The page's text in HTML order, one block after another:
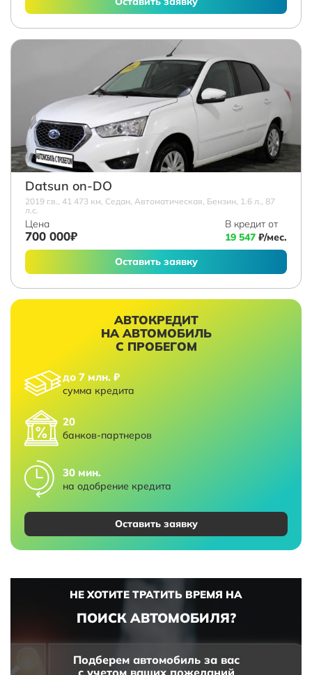
Datsun on-DO
2019 г.в., 41 473 км, Седан, Автоматическая, Бензин, 1.6 л., 87
л.с.
Цена
700 000₽
В кредит от
19 547 ₽/мес.
Оставить заявку
АВТОКРЕДИТ
НА АВТОМОБИЛЬ
С ПРОБЕГОМ
до 7 млн. ₽
сумма кредита
20
банков-партнеров
30 мин.
на одобрение кредита
Оставить заявку
НЕ ХОТИТЕ ТРАТИТЬ ВРЕМЯ НА
ПОИСК АВТОМОБИЛЯ?
Подберем автомобиль за вас
с учетом ваших пожеланий